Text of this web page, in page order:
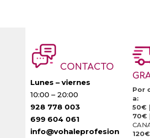
CONTACTO
Lunes – viernes
10:00 – 20:00
928 778 003
699 604 061
info@vohaleprofesion
Por
a:
50€
70€
120€